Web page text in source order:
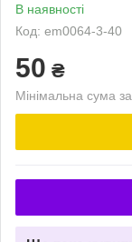
В наявності
Код: em0064-3-40
50 ₴
Мінімальна сума